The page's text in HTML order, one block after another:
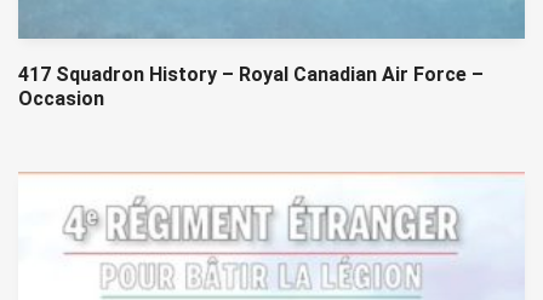
417 Squadron History – Royal Canadian Air Force –
Occasion